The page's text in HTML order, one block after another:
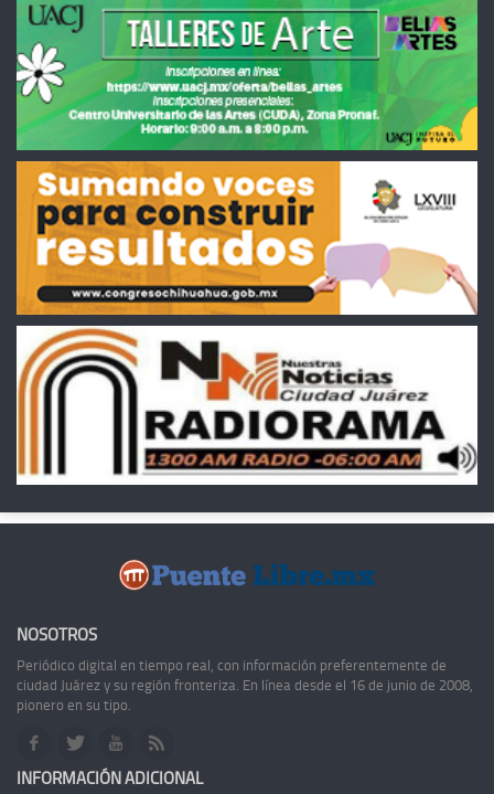
NOSOTROS
Periódico digital en tiempo real, con información preferentemente de
ciudad Juárez y su región fronteriza. En línea desde el 16 de junio de 2008,
pionero en su tipo.
INFORMACIÓN ADICIONAL